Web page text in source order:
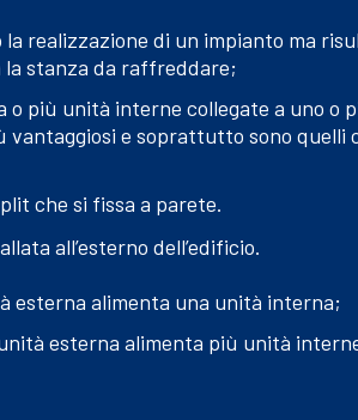
realizzazione di un impianto ma
la stanza da raffreddare;
o più unità interne collegate a uno o
e soprattutto sono quelli
che si fissa a parete.
all’esterno dell’edificio.
esterna alimenta una unità interna;
esterna alimenta più unità